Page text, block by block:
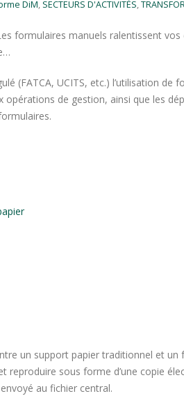
DiM, SECTEURS D'ACTIVITÉS,
formulaires manuels ralentissent
(FATCA, UCITS, etc.) l’utilisation
opérations de gestion, ainsi que les
un support papier traditionnel et
reproduire sous forme d’une copie
au fichier central.